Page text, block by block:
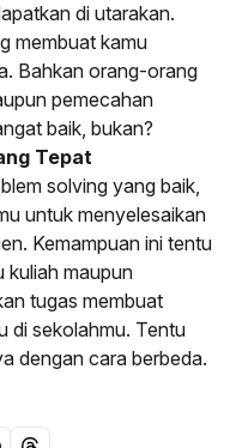
di utarakan.
membuat kamu
Bahkan orang-orang
pemecahan
baik, bukan?
Tepat
solving yang baik,
untuk menyelesaikan
Kemampuan ini tentu
kuliah maupun
tugas membuat
di sekolahmu. Tentu
dengan cara berbeda.